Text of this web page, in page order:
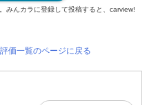
みんカラに登録して投稿すると、carview!
価一覧のページに戻る